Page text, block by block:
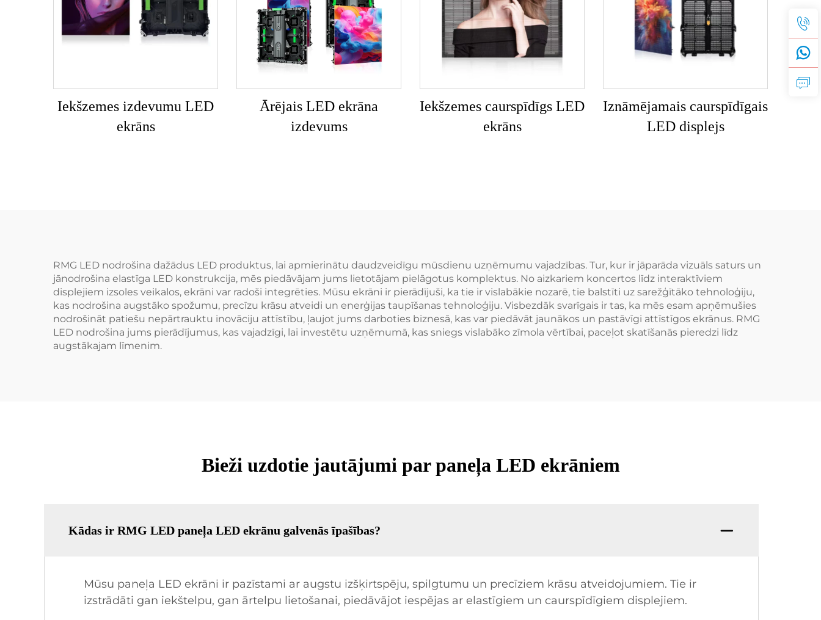
Iekšzemes izdevumu LED
ekrāns
Ārējais LED ekrāna
izdevums
Iekšzemes caurspīdīgs LED
ekrāns
Iznāmējamais caurspīdīgais
LED displejs
RMG LED nodrošina dažādus LED produktus, lai apmierinātu daudzveidīgu mūsdienu uzņēmumu vajadzības. Tur, kur ir jāparāda vizuāls saturs un
jānodrošina elastīga LED konstrukcija, mēs piedāvājam jums lietotājam pielāgotus komplektus. No aizkariem koncertos līdz interaktīviem
displejiem izsoles veikalos, ekrāni var radoši integrēties. Mūsu ekrāni ir pierādījuši, ka tie ir vislabākie nozarē, tie balstīti uz sarežģītāko tehnoloģiju,
kas nodrošina augstāko spožumu, precīzu krāsu atveidi un enerģijas taupīšanas tehnoloģiju. Visbezdāk svarīgais ir tas, ka mēs esam apņēmušies
nodrošināt patiešu nepārtrauktu inovāciju attīstību, ļaujot jums darboties biznesā, kas var piedāvāt jaunākos un pastāvīgi attīstīgos ekrānus. RMG
LED nodrošina jums pierādījumus, kas vajadzīgi, lai investētu uzņēmumā, kas sniegs vislabāko zīmola vērtībai, paceļot skatīšanās pieredzi līdz
augstākajam līmenim.
Bieži uzdotie jautājumi par paneļa LED ekrāniem
Kādas ir RMG LED paneļa LED ekrānu galvenās īpašības?
Mūsu paneļa LED ekrāni ir pazīstami ar augstu izšķirtspēju, spilgtumu un precīziem krāsu atveidojumiem. Tie ir
izstrādāti gan iekštelpu, gan ārtelpu lietošanai, piedāvājot iespējas ar elastīgiem un caurspīdīgiem displejiem.